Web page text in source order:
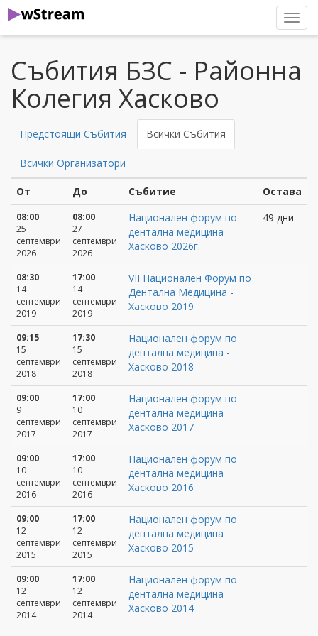
Събития БЗС - Районна
Колегия Хасково
Предстоящи Събития Всички Събития
Всички Организатори
От До Събитие Остава
08:00
25
септември
2026
08:00
27
септември
2026
Национален форум по
дентална медицина
Хасково 2026г.
49 дни
08:30
14
септември
2019
17:00
14
септември
2019
VII Национален Форум по
Дентална Медицина -
Хасково 2019
09:15
15
септември
2018
17:30
15
септември
2018
Национален форум по
дентална медицина -
Хасково 2018
09:00
9
септември
2017
17:00
10
септември
2017
Национален форум по
дентална медицина
Хасково 2017
09:00
10
септември
2016
17:00
10
септември
2016
Национален форум по
дентална медицина
Хасково 2016
09:00
12
септември
2015
17:00
12
септември
2015
Национален форум по
дентална медицина
Хасково 2015
09:00
12
септември
2014
17:00
12
септември
2014
Национален форум по
дентална медицина
Хасково 2014